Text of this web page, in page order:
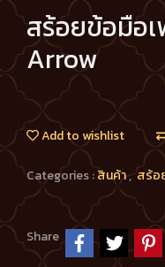
สร้อยข้อมือ
Arrow
Add to wishlist
Categories :สินค้า, สร้อ
Share